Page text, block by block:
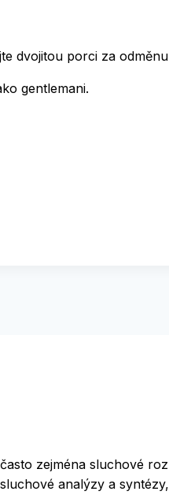
dvojitou porci za
gentlemani.
zejména sluchové
analýzy a